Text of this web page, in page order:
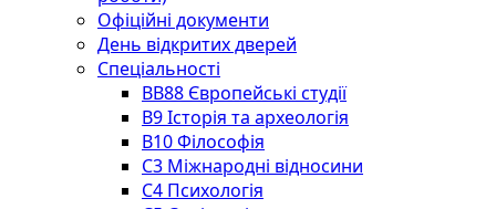
Офіційні документи
День відкритих дверей
Спеціальності
BВ88 Європейські студії
B9 Історія та археологія
B10 Філософія
C3 Міжнародні відносини
C4 Психологія